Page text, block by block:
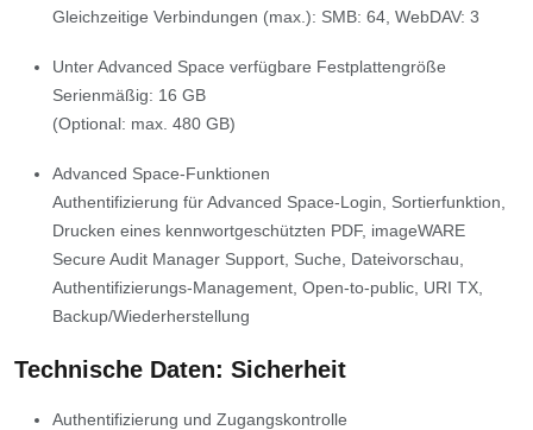
Gleichzeitige Verbindungen (max.): SMB: 64, WebDAV: 3
Unter Advanced Space verfügbare Festplattengröße
Serienmäßig: 16 GB
(Optional: max. 480 GB)
Advanced Space-Funktionen
Authentifizierung für Advanced Space-Login, Sortierfunktion,
Drucken eines kennwortgeschützten PDF, imageWARE
Secure Audit Manager Support, Suche, Dateivorschau,
Authentifizierungs-Management, Open-to-public, URI TX,
Backup/Wiederherstellung
Technische Daten: Sicherheit
Authentifizierung und Zugangskontrolle